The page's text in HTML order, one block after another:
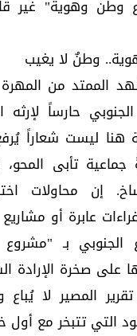
وطن وهوية" غير
وطنٌ لا يغيب
الممتد من المهرة
حارساً
هنا ليست شعاراً
تأبى المحو،
إن محاولات
عابرة أو
الجنوبي بـ
صخرة الإرادة
المصير لا يُباع
التي تتبخر مع